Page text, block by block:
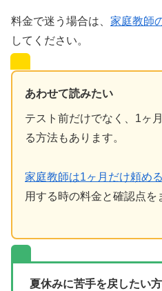
料金で迷う場合は、 家庭教師
してください。
あわせて読みたい
テスト前だけでなく、1ヶ
る方法もあります。
家庭教師は1ヶ月だけ頼め
用する時の料金と確認点を
夏休みに苦手を戻したい